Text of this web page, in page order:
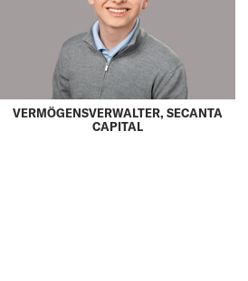
VERMÖGENSVERWALTER, SECANTA
CAPITAL